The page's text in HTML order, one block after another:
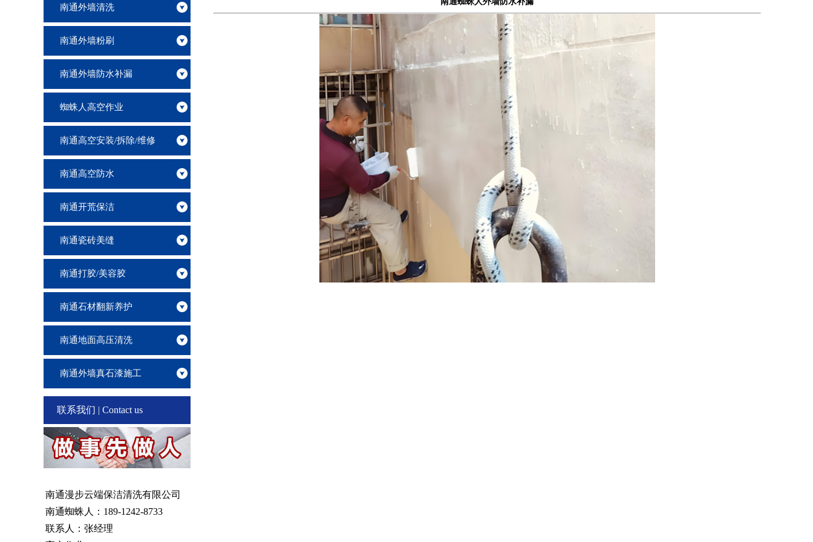
南通外墙清洗
南通外墙粉刷
南通外墙防水补漏
蜘蛛人高空作业
南通高空安装/拆除/维修
南通高空防水
南通开荒保洁
南通瓷砖美缝
南通打胶/美容胶
南通石材翻新养护
南通地面高压清洗
南通外墙真石漆施工
联系我们 | Contact us
南通漫步云端保洁清洗有限公司
南通蜘蛛人：189-1242-8733
联系人：张经理